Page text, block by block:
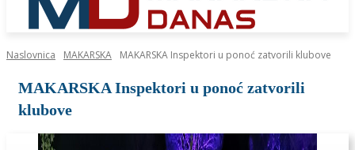
Naslovnica MAKARSKA MAKARSKA Inspektori u ponoć zatvorili klubove
MAKARSKA Inspektori u ponoć zatvorili
klubove